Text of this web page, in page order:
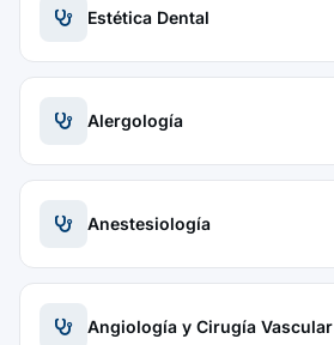
Estética Dental
Alergología
Anestesiología
Angiología y Cirugía Vascular